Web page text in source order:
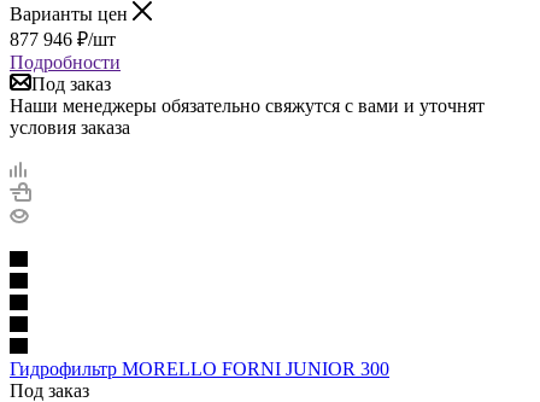
Варианты цен
877 946 ₽/шт
Подробности
Под заказ
Наши менеджеры обязательно свяжутся с вами и уточнят
условия заказа
Гидрофильтр MORELLO FORNI JUNIOR 300
Под заказ